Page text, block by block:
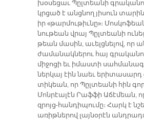
խօ­սե­ցաւ Պըլ­տեա­նի
կրցած է անց­նող յի­սուն
իր «թար­մու­թիւ­նը»։
նու­թեան վրայ Պըլ­տեա­նի
թեան մա­սին, ա­ւելց­նե­լով, որ
ժա­մա­նակ­նե­րու հայ
մի­ջո­ցի եւ ի­մաս­տի
ներ­կայ էին նաեւ
տի­կեան, որ Պըլ­տեա­նի հին
Մոն­րէա­լէն Րաֆ­ֆի Ա­ճէ­մեան,
զրոյց-հան­դի­պու­մը։ Հարկ է
ա­ռիթ­նե­րով լայ­նօ­րէն